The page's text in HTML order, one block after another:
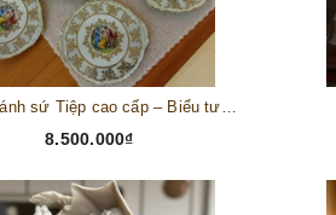
8.500.000₫